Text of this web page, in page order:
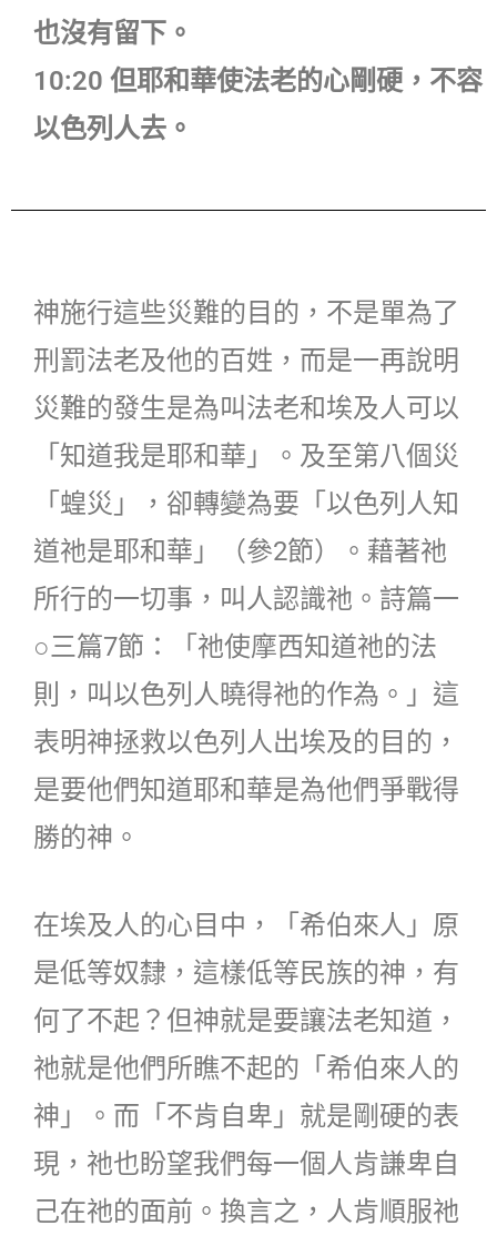
也沒有留下。
10:20 但耶和華使法老的心剛硬，不容
以色列人去。
神施行這些災難的目的，不是單為了
刑罰法老及他的百姓，而是一再說明
災難的發生是為叫法老和埃及人可以
「知道我是耶和華」。及至第八個災
「蝗災」，卻轉變為要「以色列人知
道祂是耶和華」（參2節）。藉著祂
所行的一切事，叫人認識祂。詩篇一
○三篇7節：「祂使摩西知道祂的法
則，叫以色列人曉得祂的作為。」這
表明神拯救以色列人出埃及的目的，
是要他們知道耶和華是為他們爭戰得
勝的神。
在埃及人的心目中，「希伯來人」原
是低等奴隸，這樣低等民族的神，有
何了不起？但神就是要讓法老知道，
祂就是他們所瞧不起的「希伯來人的
神」。而「不肯自卑」就是剛硬的表
現，祂也盼望我們每一個人肯謙卑自
己在祂的面前。換言之，人肯順服祂